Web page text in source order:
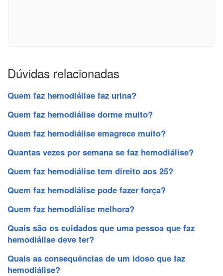
Dúvidas relacionadas
Quem faz hemodiálise faz urina?
Quem faz hemodiálise dorme muito?
Quem faz hemodiálise emagrece muito?
Quantas vezes por semana se faz hemodiálise?
Quem faz hemodiálise tem direito aos 25?
Quem faz hemodiálise pode fazer força?
Quem faz hemodiálise melhora?
Quais são os cuidados que uma pessoa que faz
hemodiálise deve ter?
Quais as consequências de um idoso que faz
hemodiálise?